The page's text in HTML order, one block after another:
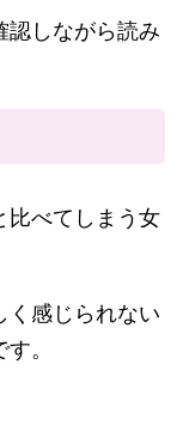
認しながら読み
比べてしまう女
く感じられない
。